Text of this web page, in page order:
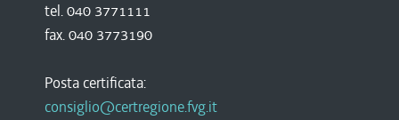
tel. 040 3771111
fax. 040 3773190
Posta certificata:
consiglio@certregione.fvg.it